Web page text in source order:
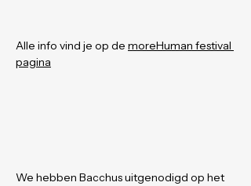
Alle info vind je op de moreHuman festival
pagina
We hebben Bacchus uitgenodigd op het